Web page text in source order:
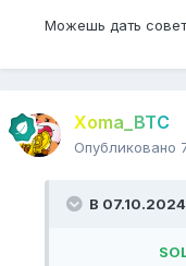
Можешь дать совет
Xoma_BTC
Опубликовано
В